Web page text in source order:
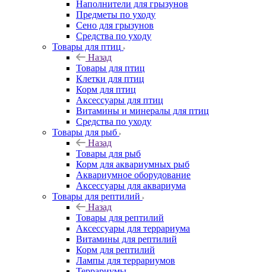
Наполнители для грызунов
Предметы по уходу
Сено для грызунов
Средства по уходу
Товары для птиц
Назад
Товары для птиц
Клетки для птиц
Корм для птиц
Аксессуары для птиц
Витамины и минералы для птиц
Средства по уходу
Товары для рыб
Назад
Товары для рыб
Корм для аквариумных рыб
Аквариумное оборудование
Аксессуары для аквариума
Товары для рептилий
Назад
Товары для рептилий
Аксессуары для террариума
Витамины для рептилий
Корм для рептилий
Лампы для террариумов